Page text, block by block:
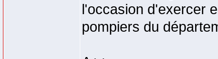
l'occasion d'exercer
pompiers du